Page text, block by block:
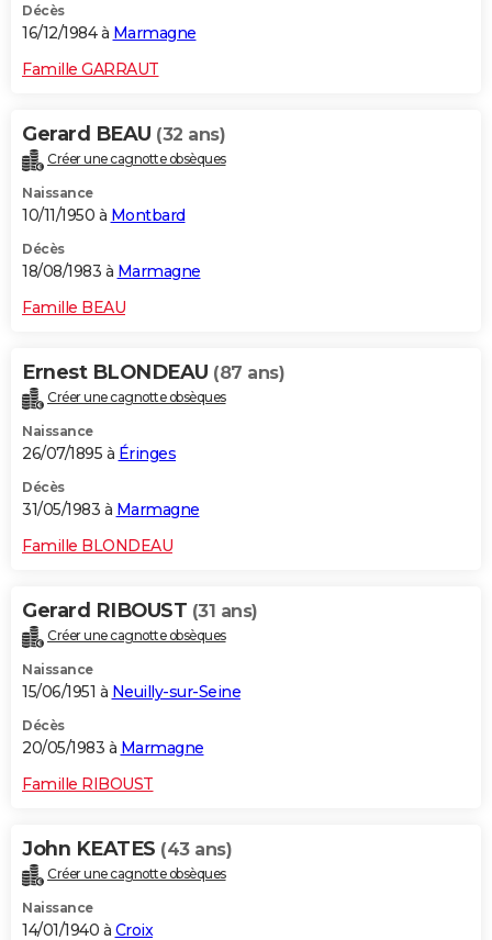
Décès
16/12/1984 à Marmagne
Famille GARRAUT
Gerard BEAU (32 ans)
Créer une cagnotte obsèques
Naissance
10/11/1950 à Montbard
Décès
18/08/1983 à Marmagne
Famille BEAU
Ernest BLONDEAU (87 ans)
Créer une cagnotte obsèques
Naissance
26/07/1895 à Éringes
Décès
31/05/1983 à Marmagne
Famille BLONDEAU
Gerard RIBOUST (31 ans)
Créer une cagnotte obsèques
Naissance
15/06/1951 à Neuilly-sur-Seine
Décès
20/05/1983 à Marmagne
Famille RIBOUST
John KEATES (43 ans)
Créer une cagnotte obsèques
Naissance
14/01/1940 à Croix